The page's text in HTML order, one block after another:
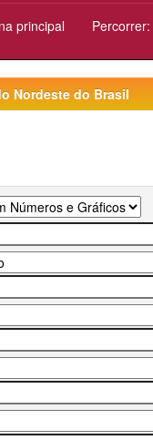
principal Percorrer:
Nordeste do Brasil